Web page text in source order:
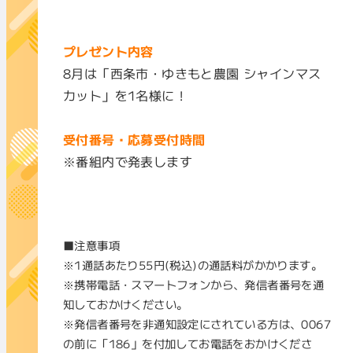
プレゼント内容
8月は「西条市・ゆきもと農園 シャインマス
カット」を1名様に！
受付番号・応募受付時間
※番組内で発表します
■注意事項
※1通話あたり55円(税込)の通話料がかかります。
※携帯電話・スマートフォンから、発信者番号を通
知しておかけください。
※発信者番号を非通知設定にされている方は、0067
の前に「186」を付加してお電話をおかけくださ